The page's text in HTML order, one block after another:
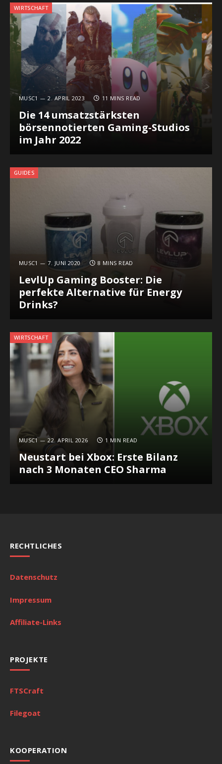
WIRTSCHAFT
MUSC1 2. APRIL 2023 11 MINS READ
Die 14 umsatzstärksten
börsennotierten Gaming-Studios
im Jahr 2022
GUIDES
MUSC1 7. JUNI 2020 8 MINS READ
LevlUp Gaming Booster: Die
perfekte Alternative für Energy
Drinks?
WIRTSCHAFT
MUSC1 22. APRIL 2026 1 MIN READ
Neustart bei Xbox: Erste Bilanz
nach 3 Monaten CEO Sharma
RECHTLICHES
Datenschutz
Impressum
Affiliate-Links
PROJEKTE
FTSCraft
Filegoat
KOOPERATION